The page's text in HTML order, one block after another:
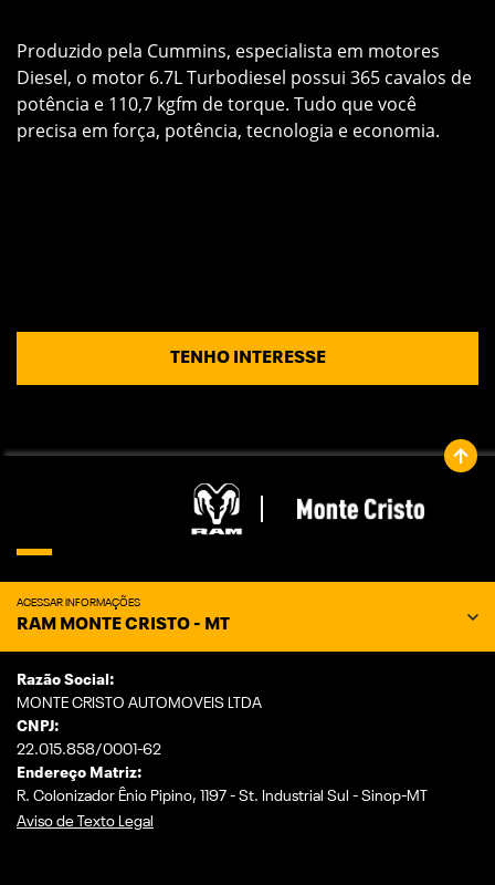
Produzido pela Cummins, especialista em motores
Diesel, o motor 6.7L Turbodiesel possui 365 cavalos de
potência e 110,7 kgfm de torque. Tudo que você
precisa em força, potência, tecnologia e economia.
TENHO INTERESSE
ACESSAR INFORMAÇÕES
RAM MONTE CRISTO - MT
Razão Social:
MONTE CRISTO AUTOMOVEIS LTDA
CNPJ:
22.015.858/0001-62
Endereço Matriz:
R. Colonizador Ênio Pipino, 1197 - St. Industrial Sul - Sinop-MT
Aviso de Texto Legal